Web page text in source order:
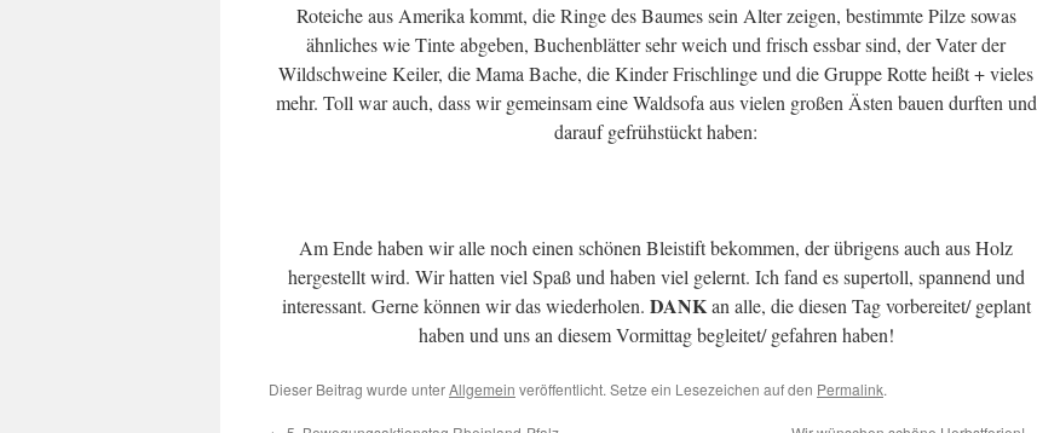
Roteiche aus Amerika kommt, die Ringe des Baumes sein Alter zeigen, bestimmte Pilze sowas
ähnliches wie Tinte abgeben, Buchenblätter sehr weich und frisch essbar sind, der Vater der
Wildschweine Keiler, die Mama Bache, die Kinder Frischlinge und die Gruppe Rotte heißt + vieles
mehr. Toll war auch, dass wir gemeinsam eine Waldsofa aus vielen großen Ästen bauen durften und
darauf gefrühstückt haben:
Am Ende haben wir alle noch einen schönen Bleistift bekommen, der übrigens auch aus Holz
hergestellt wird. Wir hatten viel Spaß und haben viel gelernt. Ich fand es supertoll, spannend und
interessant. Gerne können wir das wiederholen. DANKan alle, die diesen Tag vorbereitet/ geplant
haben und uns an diesem Vormittag begleitet/ gefahren haben!
Dieser Beitrag wurde unterAllgemein veröffentlicht. Setze ein Lesezeichen auf den Permalink.